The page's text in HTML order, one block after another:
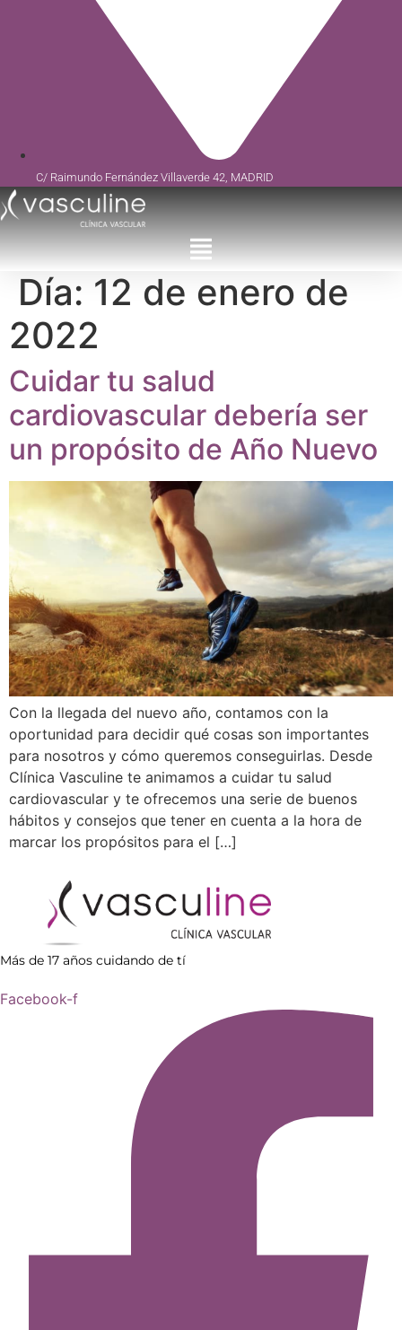
C/ Raimundo Fernández Villaverde 42, MADRID
Día: 12 de enero de
2022
Cuidar tu salud
cardiovascular debería ser
un propósito de Año Nuevo
Con la llegada del nuevo año, contamos con la
oportunidad para decidir qué cosas son importantes
para nosotros y cómo queremos conseguirlas. Desde
Clínica Vasculine te animamos a cuidar tu salud
cardiovascular y te ofrecemos una serie de buenos
hábitos y consejos que tener en cuenta a la hora de
marcar los propósitos para el […]
Más de 17 años cuidando de tí
Facebook-f